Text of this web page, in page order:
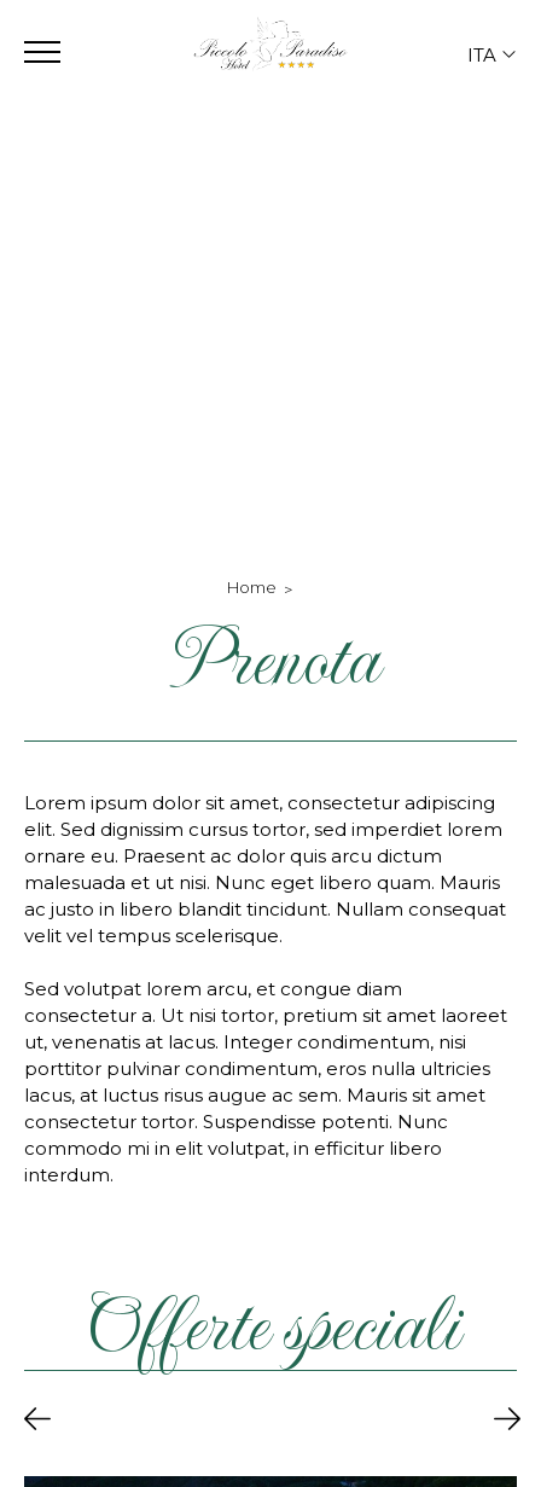
ITA
Home
Prenota
Lorem ipsum dolor sit amet, consectetur adipiscing
elit. Sed dignissim cursus tortor, sed imperdiet lorem
ornare eu. Praesent ac dolor quis arcu dictum
malesuada et ut nisi. Nunc eget libero quam. Mauris
ac justo in libero blandit tincidunt. Nullam consequat
velit vel tempus scelerisque.
Sed volutpat lorem arcu, et congue diam
consectetur a. Ut nisi tortor, pretium sit amet laoreet
ut, venenatis at lacus. Integer condimentum, nisi
porttitor pulvinar condimentum, eros nulla ultricies
lacus, at luctus risus augue ac sem. Mauris sit amet
consectetur tortor. Suspendisse potenti. Nunc
commodo mi in elit volutpat, in efficitur libero
interdum.
Offerte speciali